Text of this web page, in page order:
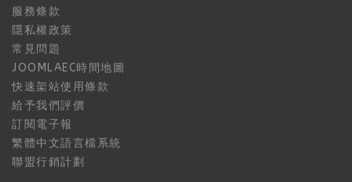
服務條款
隱私權政策
常見問題
JOOMLAEC時間地圖
快速架站使用條款
給予我們評價
訂閱電子報
繁體中文語言檔系統
聯盟行銷計劃